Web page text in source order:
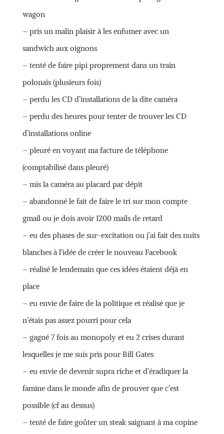
wagon
– pris un malin plaisir à les enfumer avec un
sandwich aux oignons
– tenté de faire pipi proprement dans un train
polonais (plusieurs fois)
– perdu les CD d’installations de la dite caméra
– perdu des heures pour tenter de trouver les CD
d’installations online
– pleuré en voyant ma facture de téléphone
(comptabilisé dans pleuré)
– mis la caméra au placard par dépit
– abandonné le fait de faire le tri sur mon compte
gmail ou je dois avoir 1200 mails de retard
– eu des phases de sur-excitation ou j’ai fait des nuits
blanches à l’idée de créer le nouveau Facebook
– réalisé le lendemain que ces idées étaient déjà en
place
– eu envie de faire de la politique et réalisé que je
n’étais pas assez pourri pour cela
– gagné 7 fois au monopoly et eu 2 crises durant
lesquelles je me suis pris pour Bill Gates
– eu envie de devenir supra riche et d’éradiquer la
famine dans le monde afin de prouver que c’est
possible (cf au dessus)
– tenté de faire goûter un steak saignant à ma copine